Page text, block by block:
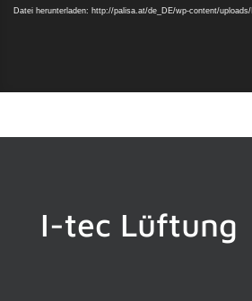
Player
Datei herunterladen: http://palisa.at/de_DE/wp-content/
I-tec Lüftung